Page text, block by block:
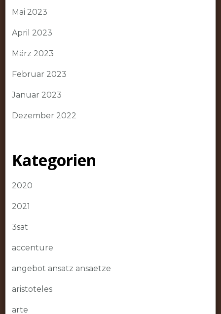
Mai 2023
April 2023
März 2023
Februar 2023
Januar 2023
Dezember 2022
Kategorien
2020
2021
3sat
accenture
angebot ansatz ansaetze
aristoteles
arte